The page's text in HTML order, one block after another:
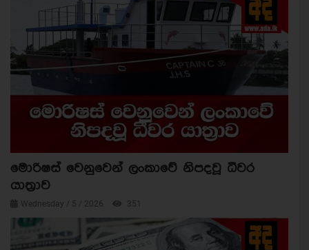
මොරිෂස් වෙනුවෙන් ලංකාවේ නිපදවූ ධීවර
යාත්‍රාව
Wednesday / 5 / 2026 351